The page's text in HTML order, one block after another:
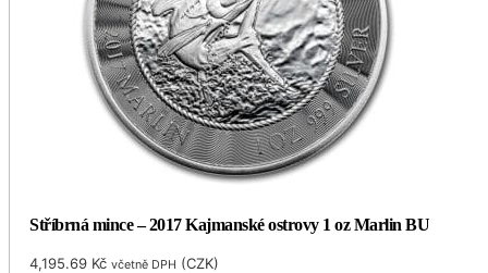
Stříbrná mince – 2017 Kajmanské ostrovy 1 oz Marlin BU
4,195.69 Kč včetně DPH (CZK)